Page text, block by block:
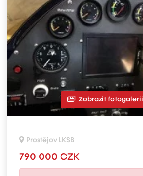
Zobrazit fotogalerii
Prostějov LKSB
790 000 CZK